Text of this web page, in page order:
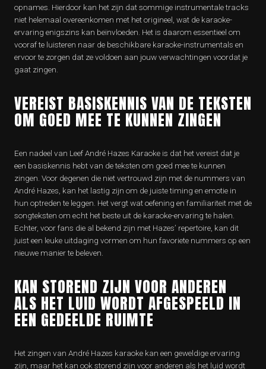
opnames. Hierdoor kan het zijn dat sommige instrumentale tracks
niet helemaal overeenkomen met het origineel, wat de karaoke-
ervaring enigszins kan beïnvloeden. Het is daarom essentieel om
vooraf te luisteren naar de beschikbare karaoke-instrumentals en
ervoor te zorgen dat ze voldoen aan jouw verwachtingen voordat je
gaat zingen.
VEREIST BASISKENNIS VAN DE TEKSTEN
OM GOED MEE TE KUNNEN ZINGEN
Een nadeel van Leef André Hazes Karaoke is dat het vereist dat je
een basiskennis hebt van de teksten om goed mee te kunnen
zingen. Voor degenen die niet vertrouwd zijn met de nummers van
André Hazes, kan het lastig zijn om de juiste timing en emotie in
hun optreden te leggen. Het vergt wat oefening en familiariteit met de
songteksten om echt het beste uit de karaoke-ervaring te halen.
Echter, voor fans die al bekend zijn met Hazes’ repertoire, kan dit
juist een leuke uitdaging vormen om hun favoriete nummers op een
nieuwe manier te beleven.
KAN STOREND ZIJN VOOR ANDEREN
ALS HET LUID WORDT AFGESPEELD IN
EEN GEDEELDE RUIMTE
Het zingen van André Hazes karaoke kan een geweldige ervaring
zijn, maar het kan ook storend zijn voor anderen als het luid wordt